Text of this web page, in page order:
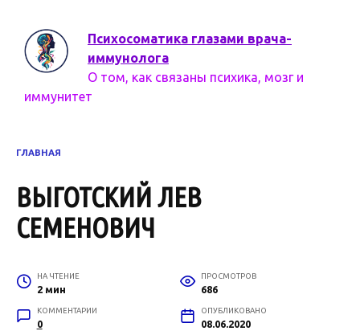
Психосоматика глазами врача-
иммунолога
О том, как связаны психика, мозг и
иммунитет
ГЛАВНАЯ
ВЫГОТСКИЙ ЛЕВ
СЕМЕНОВИЧ
НА ЧТЕНИЕ
2 мин
ПРОСМОТРОВ
686
КОММЕНТАРИИ
0
ОПУБЛИКОВАНО
08.06.2020